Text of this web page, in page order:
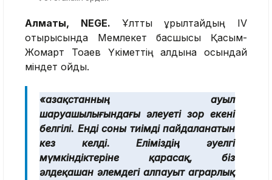
Алматы, NEGE. Ұлттық құрылтайдың ІV
отырысында Мемлекет басшысы Қасым-
Жомарт Тоқаев Үкіметтің алдына осындай
міндет қойды.
«Қазақстанның ауыл
шаруашылығындағы әлеуеті зор екені
белгілі. Енді соны тиімді пайдаланатын
кез келді. Еліміздің әуелгі
мүмкіндіктеріне қарасақ, біз
әлдеқашан әлемдегі алпауыт аграрлық